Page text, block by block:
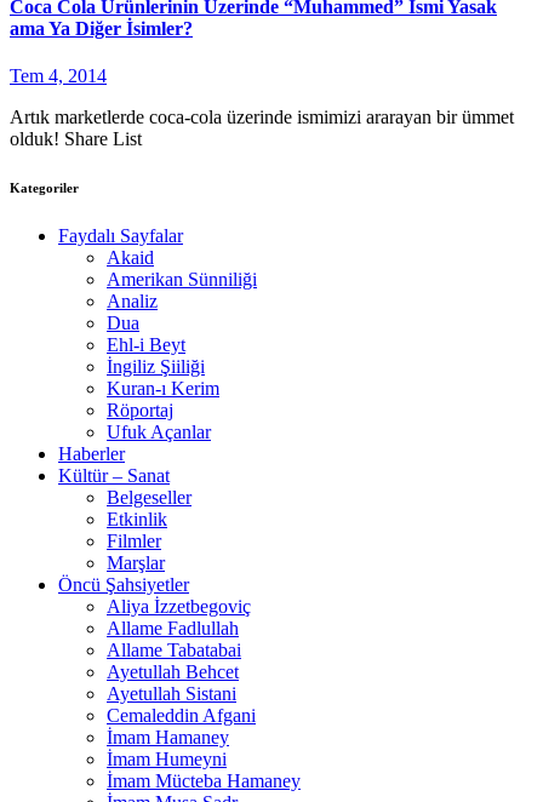
Coca Cola Ürünlerinin Üzerinde “Muhammed” İsmi Yasak
ama Ya Diğer İsimler?
Tem 4, 2014
Artık marketlerde coca-cola üzerinde ismimizi ararayan bir ümmet
olduk! Share List
Kategoriler
Faydalı Sayfalar
Akaid
Amerikan Sünniliği
Analiz
Dua
Ehl-i Beyt
İngiliz Şiiliği
Kuran-ı Kerim
Röportaj
Ufuk Açanlar
Haberler
Kültür – Sanat
Belgeseller
Etkinlik
Filmler
Marşlar
Öncü Şahsiyetler
Aliya İzzetbegoviç
Allame Fadlullah
Allame Tabatabai
Ayetullah Behcet
Ayetullah Sistani
Cemaleddin Afgani
İmam Hamaney
İmam Humeyni
İmam Mücteba Hamaney